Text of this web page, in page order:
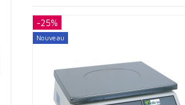
-25%
Nouveau